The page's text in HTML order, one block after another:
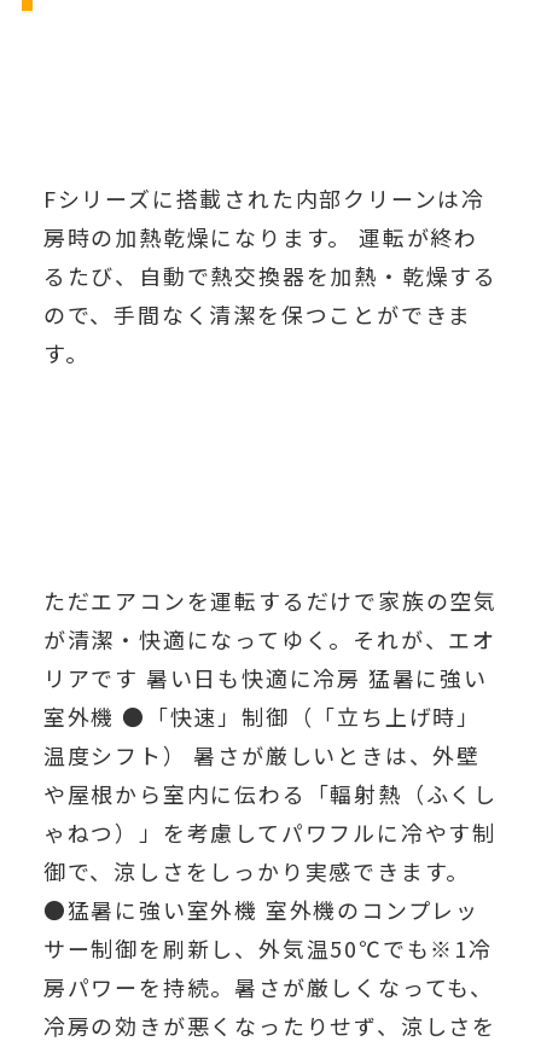
Fシリーズに搭載された内部クリーンは冷
房時の加熱乾燥になります。 運転が終わ
るたび、自動で熱交換器を加熱・乾燥する
ので、手間なく清潔を保つことができま
す。
ただエアコンを運転するだけで家族の空気
が清潔・快適になってゆく。それが、エオ
リアです 暑い日も快適に冷房 猛暑に強い
室外機 ●「快速」制御（「立ち上げ時」
温度シフト） 暑さが厳しいときは、外壁
や屋根から室内に伝わる「輻射熱（ふくし
ゃねつ）」を考慮してパワフルに冷やす制
御で、涼しさをしっかり実感できます。
●猛暑に強い室外機 室外機のコンプレッ
サー制御を刷新し、外気温50℃でも※1冷
房パワーを持続。暑さが厳しくなっても、
冷房の効きが悪くなったりせず、涼しさを